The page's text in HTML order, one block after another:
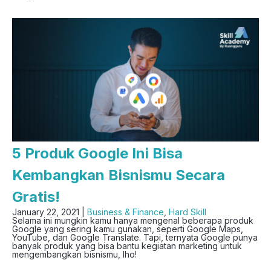
5 Produk Google Ini Bisa
Kembangkan Bisnismu Secara
Gratis!
January 22, 2021 | Business & Finance Hard Skill
Selama ini mungkin kamu hanya mengenal beberapa produk
Google yang sering kamu gunakan, seperti Google Maps,
YouTube, dan Google Translate. Tapi, ternyata Google punya
banyak produk yang bisa bantu kegiatan marketing untuk
mengembangkan bisnismu, lho!